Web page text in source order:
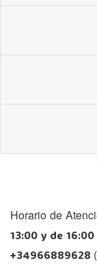
Horario de
13:00 y de
+34966889628